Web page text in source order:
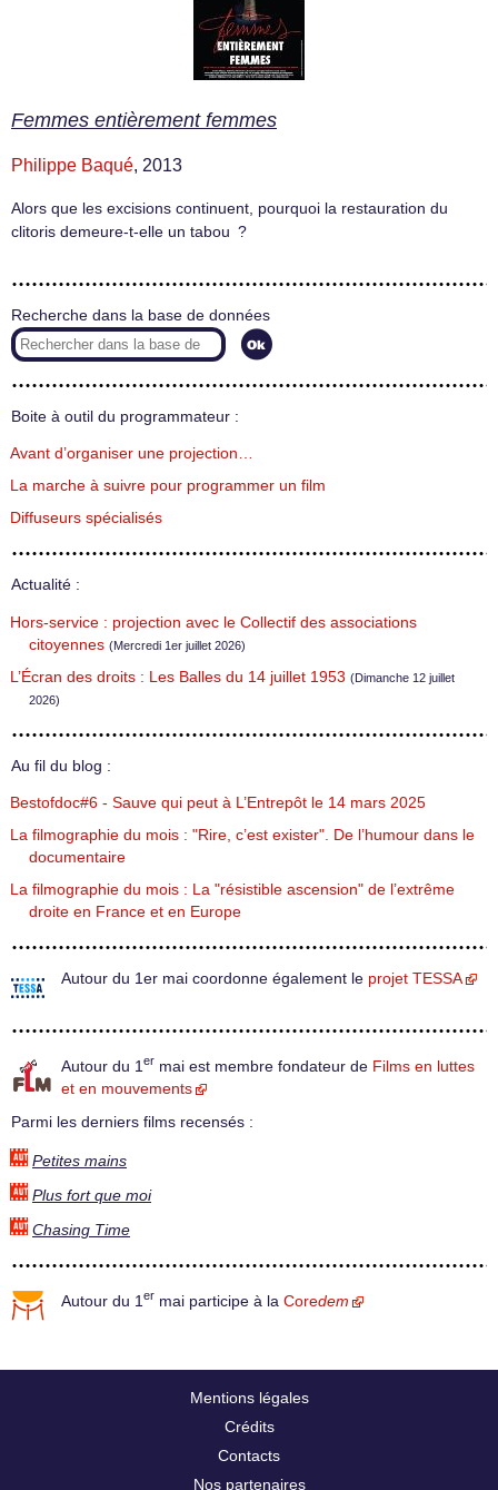
Femmes entièrement femmes
Philippe Baqué, 2013
Alors que les excisions continuent, pourquoi la restauration du
clitoris demeure-t-elle un tabou ?
Recherche dans la base de données
Boite à outil du programmateur :
Avant d’organiser une projection…
La marche à suivre pour programmer un film
Diffuseurs spécialisés
Actualité :
Hors-service : projection avec le Collectif des associations
citoyennes (Mercredi 1er juillet 2026)
L’Écran des droits : Les Balles du 14 juillet 1953 (Dimanche 12 juillet
2026)
Au fil du blog :
Bestofdoc#6 - Sauve qui peut à L’Entrepôt le 14 mars 2025
La filmographie du mois : "Rire, c’est exister". De l’humour dans le
documentaire
La filmographie du mois : La "résistible ascension" de l’extrême
droite en France et en Europe
Autour du 1er mai coordonne également le projet TESSA
Autour du 1 er mai est membre fondateur de Films en luttes
et en mouvements
Parmi les derniers films recensés :
Petites mains
Plus fort que moi
Chasing Time
Autour du 1er mai participe à la Coredem
Mentions légales
Crédits
Contacts
Nos partenaires